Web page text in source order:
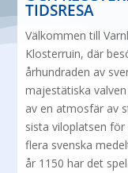
TIDSRESA
Välkommen till
Klosterruin, där
århundraden av
majestätiska
av en atmosfär av
sista viloplatsen för
flera svenska
år 1150 har det